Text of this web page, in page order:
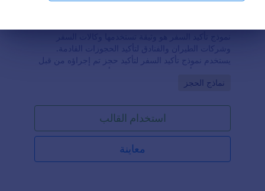
النماذج بالسحب والإفلات من Jotform تضمن أنك لن تضل
الطريق عندما يتعلق الأمر بالتصميم. ما عليك سوى سحب
العناصر وإفلاتها لإضافة شعارك وتحديد تفاصيل الرحلة
وتحديث الشروط والأحكام. لماذا لا تدمج النموذج المرفق
مع إحدى بوابات الدفع لدينا لقبول المدفوعات الآمنة عبر
الإنترنت؟ جرب نموذج تذاكر الطائرة الخاص بنا اليوم
أن توفر لك الوقت، وتنظم سجلاتك، وتساعدك على إدارة
أعمال السفر الخاصة بك للوصول إلى آفاق جديدة.
وشركات الطيران والفنادق لتأكيد الحجوزات القادمة.
يستخدم نموذج تأكيد السفر لتأكيد حجز تم إجراؤه من قبل
نموذج تأكيد السفر من قبل وكالة سفر، قد يتضمن أيضًا
بجميع الخدمات المقدمة، وجدول بجميع الأسعار المفروضة.
قم بإضافة شعار الشركة، وتحميل الصور، واختيار
سمات النصوص والألوان الجديدة، وتضمين عناصر ومنطق
شرطي لجعل نموذجك أكثر فعالية. يمكنك حتى مزامنة
الردود مع أكثر من 100 تكامل لتمكن فريقك على اطلاع -
Go to Category:
نماذج الحجز
استخدام القالب
معاينة